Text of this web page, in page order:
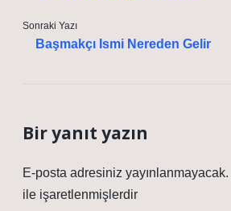
Sonraki Yazı
Başmakçı Ismi Nereden Gelir
Bir yanıt yazın
E-posta adresiniz yayınlanmayacak.
ile işaretlenmişlerdir